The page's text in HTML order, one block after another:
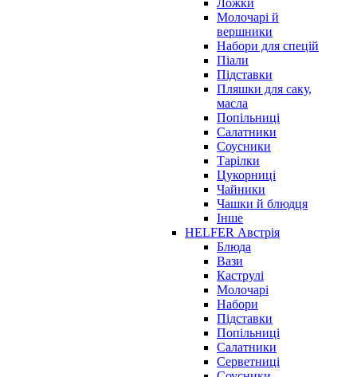
Молочарі й
вершники
Набори для спецій
Піали
Підставки
Пляшки для саку,
масла
Попільниці
Салатники
Соусники
Тарілки
Цукорниці
Чайники
Чашки й блюдця
Інше
HELFER Австрія
Блюда
Вази
Каструлі
Молочарі
Набори
Підставки
Попільниці
Салатники
Серветниці